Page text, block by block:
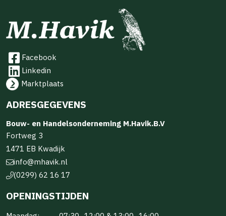
Facebook
Linkedin
Marktplaats
ADRESGEGEVENS
Bouw- en Handelsonderneming M.Havik.B.V
Fortweg 3
1471 EB Kwadijk
info@mhavik.nl
(0299) 62 16 17
OPENINGSTIJDEN